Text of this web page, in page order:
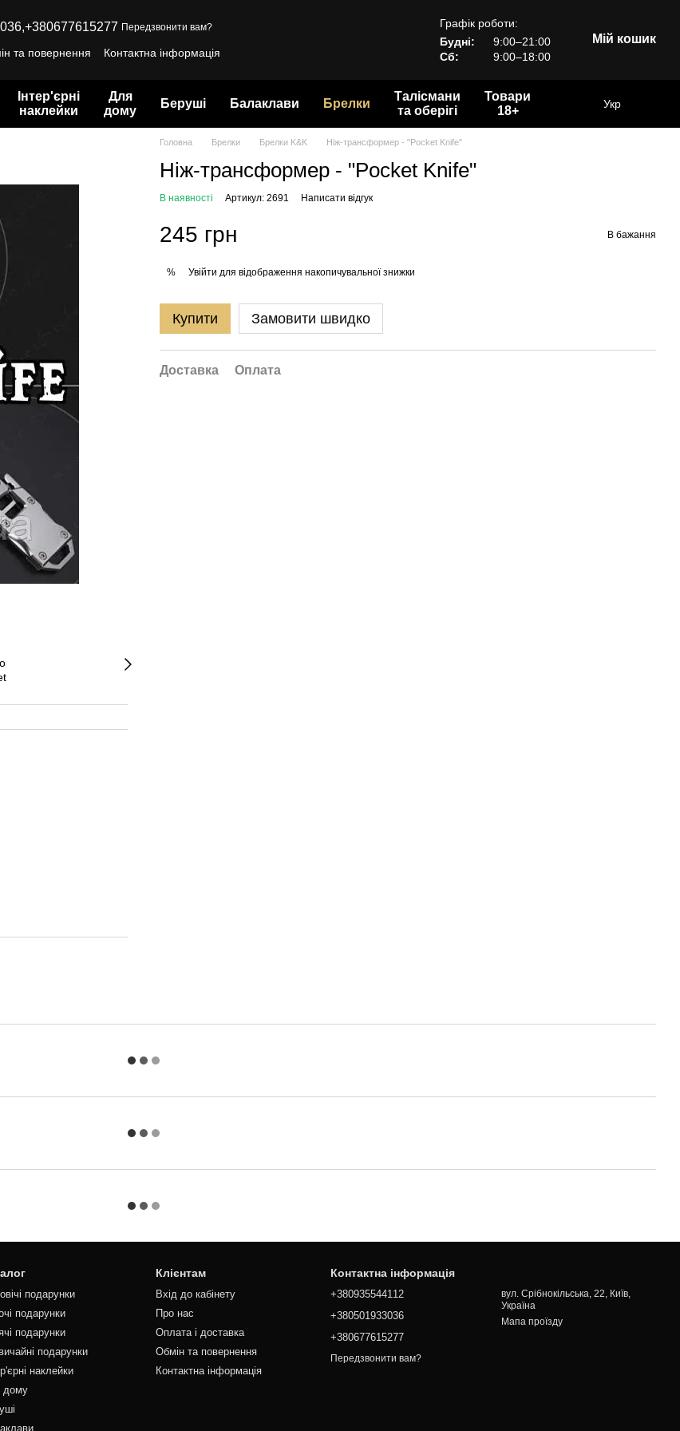
+380677615277 Передзвонити вам?
та повернення Контактна інформація
Графік роботи:
Будні:
9:00–21:00
Сб:
9:00–18:00
Мій кошик
Інтер'єрні
наклейки
Для
дому
Беруші Балаклави Брелки
Талісмани
та оберігі
Товари
18+
Укр
Головна Брелки Брелки K&K Ніж-трансформер - "Pocket Knife"
Ніж-трансформер - "Pocket Knife"
В наявності Артикул: 2691 Написати відгук
245 грн В бажання
% Увійти для відображення накопичувальної знижки
Купити Замовити швидко
Доставка Оплата
подарунки
подарунки
подарунки
подарунки
наклейки
дому
Клієнтам
Вхід до кабінету
Про нас
Оплата і доставка
Обмін та повернення
Контактна інформація
Контактна інформація
+380935544112
+380501933036
+380677615277
Передзвонити вам?
вул. Срібнокільська, 22, Київ,
Україна
Мапа проїзду